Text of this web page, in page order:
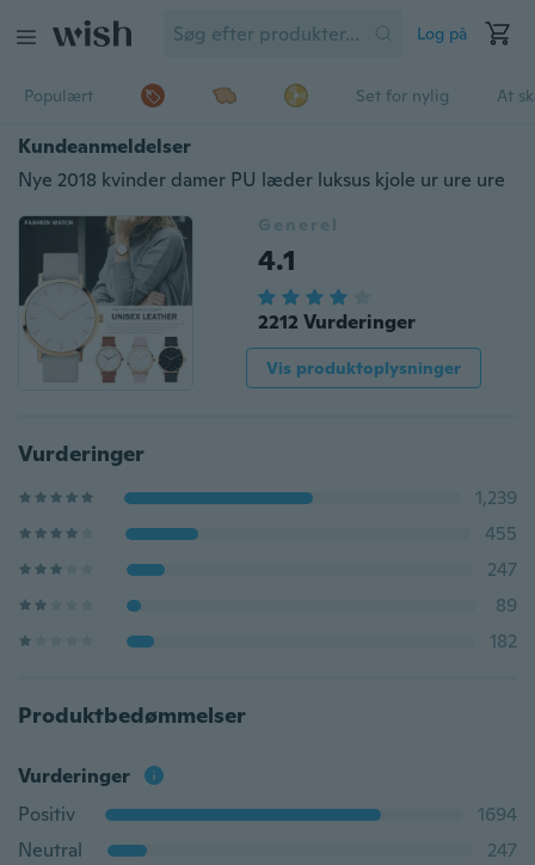
Log på
Populært Set for nylig At
Kundeanmeldelser
Nye 2018 kvinder damer PU læder luksus kjole ur ure ure
Generel
4.1
2212 Vurderinger
Vis produktoplysninger
Vurderinger
1,239
455
247
89
182
Produktbedømmelser
Vurderinger
Positiv
1694
Neutral
247